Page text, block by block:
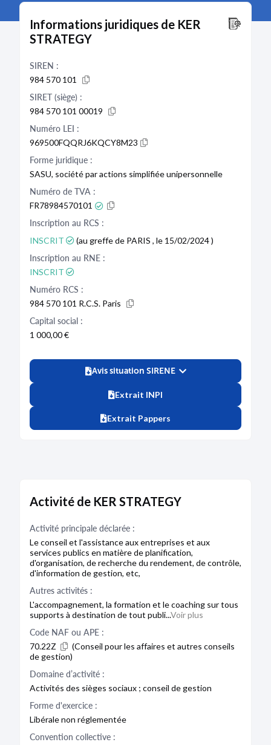
Informations juridiques de KER
STRATEGY
SIREN :
984 570 101
SIRET (siège) :
984 570 101 00019
Numéro LEI :
969500FQQRJ6KQCY8M23
Forme juridique :
SASU, société par actions simplifiée unipersonnelle
Numéro de TVA :
FR78984570101
Inscription au RCS :
INSCRIT
(au greffe de PARIS , le 15/02/2024 )
Inscription au RNE :
INSCRIT
Numéro RCS :
984 570 101 R.C.S. Paris
Capital social :
1 000,00 €
Avis situation SIRENE
Extrait INPI
Extrait Pappers
Activité de KER STRATEGY
Activité principale déclarée :
Le conseil et l'assistance aux entreprises et aux
services publics en matière de planification,
d'organisation, de recherche du rendement, de contrôle,
d'information de gestion, etc,
Autres activités :
L'accompagnement, la formation et le coaching sur tous
supports à destination de tout publi...Voir plus
Code NAF ou APE :
70.22Z
(Conseil pour les affaires et autres conseils
de gestion)
Domaine d’activité :
Activités des sièges sociaux ; conseil de gestion
Forme d'exercice :
Libérale non réglementée
Convention collective :